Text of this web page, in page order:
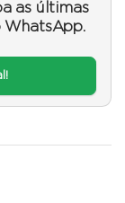
as últimas
WhatsApp.